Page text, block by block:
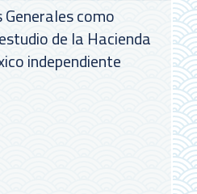
como
de la Hacienda
independiente